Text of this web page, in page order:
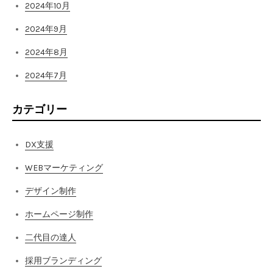
2024年10月
2024年9月
2024年8月
2024年7月
カテゴリー
DX支援
WEBマーケティング
デザイン制作
ホームページ制作
二代目の達人
採用ブランディング